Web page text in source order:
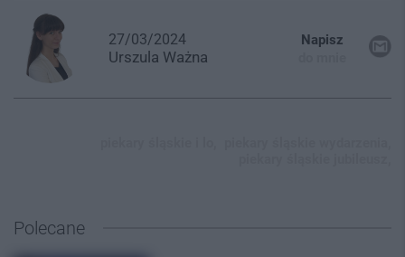
27/03/2024
Urszula Ważna
Napisz
Polecane